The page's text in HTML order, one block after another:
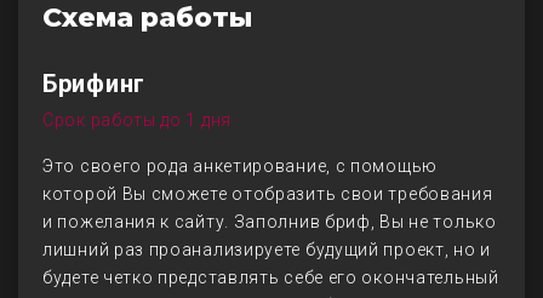
Схема работы
Брифинг
Срок работы до 1 дня
Это своего рода анкетирование, с помощью
которой Вы сможете отобразить свои требования
и пожелания к сайту. Заполнив бриф, Вы не только
лишний раз проанализируете будущий проект, но и
будете четко представлять себе его окончательный